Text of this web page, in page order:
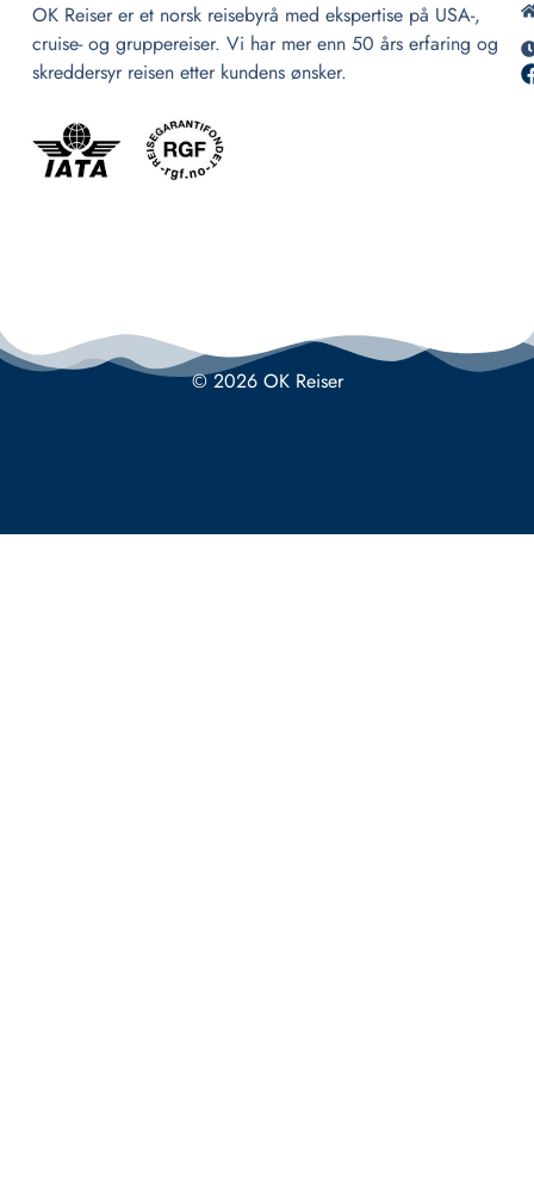
OK Reiser er et norsk reisebyrå med ekspertise på USA-,
cruise- og gruppereiser. Vi har mer enn 50 års erfaring og
skreddersyr reisen etter kundens ønsker.
© 2026 OK Reiser